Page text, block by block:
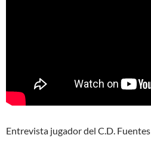
Entrevista jugador del C.D. Fuentes